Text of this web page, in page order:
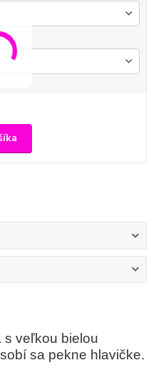
s veľkou bielou
sa pekne hlavičke.